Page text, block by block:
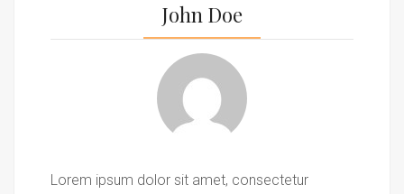
John Doe
Lorem ipsum dolor sit amet, consectetur